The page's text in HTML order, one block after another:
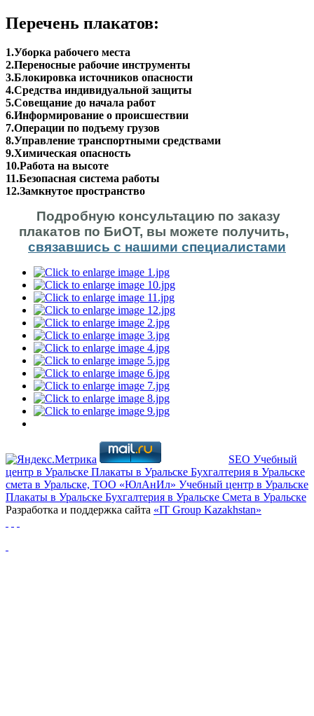
Перечень плакатов:
1.Уборка рабочего места
2.Переносные рабочие инструменты
3.Блокировка источников опасности
4.Средства индивидуальной защиты
5.Совещание до начала работ
6.Информирование о происшествии
7.Операции по подъему грузов
8.Управление транспортными средствами
9.Химическая опасность
10.Работа на высоте
11.Безопасная система работы
12.Замкнутое пространство
Подробную консультацию по заказу
плакатов по БиОТ, вы можете получить,
связавшись с нашими специалистами
SEO Учебный
центр в Уральске Плакаты в Уральске Бухгалтерия в Уральске
смета в Уральске, ТОО «ЮлАнИл» Учебный центр в Уральске
Плакаты в Уральске Бухгалтерия в Уральске Cмета в Уральске
Разработка и поддержка сайта «IT Group Kazakhstan»